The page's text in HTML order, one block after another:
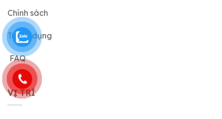
Chính sách
Tuyển dụng
FAQ
VỊ TRÍ